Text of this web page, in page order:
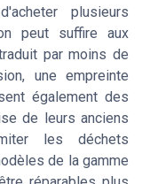
plusieurs
peut suffire aux
par moins de
une empreinte
également des
de leurs anciens
les déchets
de la gamme